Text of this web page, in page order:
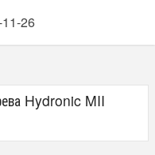
26
Hydronic MII